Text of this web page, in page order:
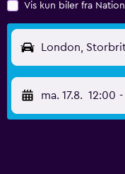
Vis kun biler fra
London,
ma. 17.8. 12:00 -